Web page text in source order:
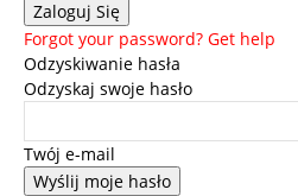
Forgot your password? Get help
Odzyskiwanie hasła
Odzyskaj swoje hasło
Twój e-mail